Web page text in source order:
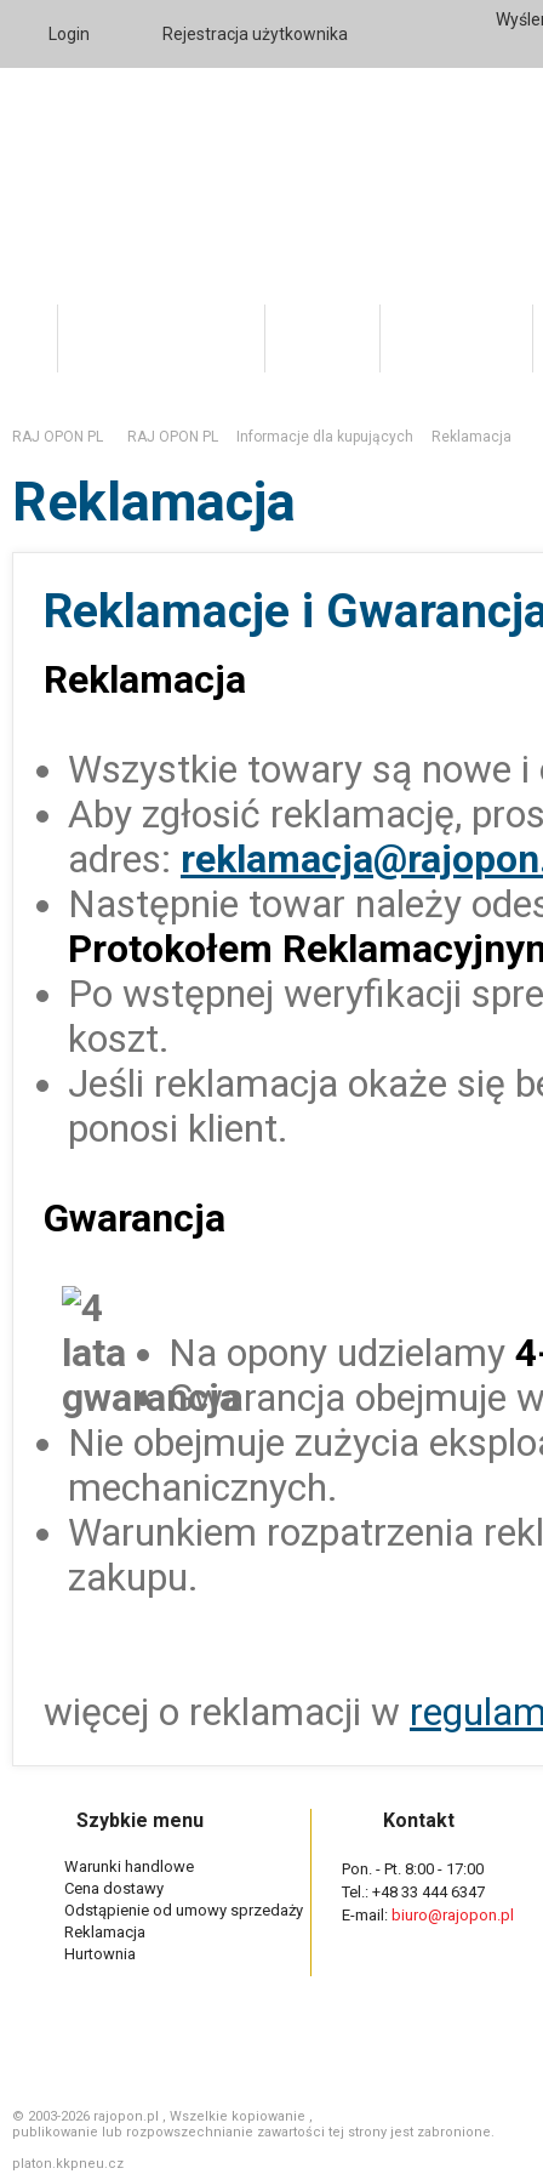
Login Rejestracja użytkownika
RAJ OPON PL RAJ OPON PL Informacje dla kupujących Reklamacja
Reklamacja
Reklamacje i
Reklamacja
Wszystkie towary są nowe
Aby zgłosić reklamację,
adres:
Następnie towar należy
Protokołem
Po wstępnej weryfikacji
koszt.
Jeśli reklamacja okaże się
ponosi klient.
Gwarancja
Na opony udzielamy
Gwarancja obejmuje
Nie obejmuje zużycia
mechanicznych.
Warunkiem rozpatrzenia
zakupu.
więcej o reklamacji w
Szybkie menu
Warunki handlowe
Cena dostawy
Odstąpienie od umowy sprzedaży
Reklamacja
Hurtownia
Kontakt
Pon. - Pt. 8:00 - 17:00
Tel.: +48 33 444 6347
E-mail: biuro@rajopon.pl
© 2003-2026 rajopon.pl , Wszelkie kopiowanie ,
publikowanie lub rozpowszechnianie zawartości tej strony jest zabronione.
platon.kkpneu.cz